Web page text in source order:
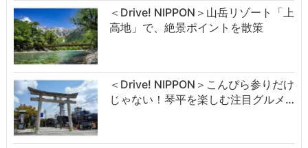
＜Drive! NIPPON＞山岳リゾート「上
高地」で、絶景ポイントを散策
＜Drive! NIPPON＞こんぴら参りだけ
じゃない！琴平を楽しむ注目グルメ…